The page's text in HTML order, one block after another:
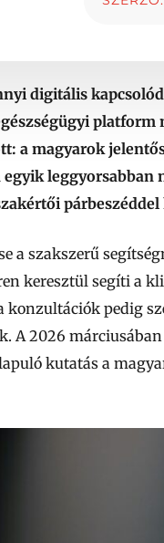
digitális
platform
a magyarok
egyik
a szakszerű
keresztül segíti a
konzultációk pedig
A 2026
kutatás a